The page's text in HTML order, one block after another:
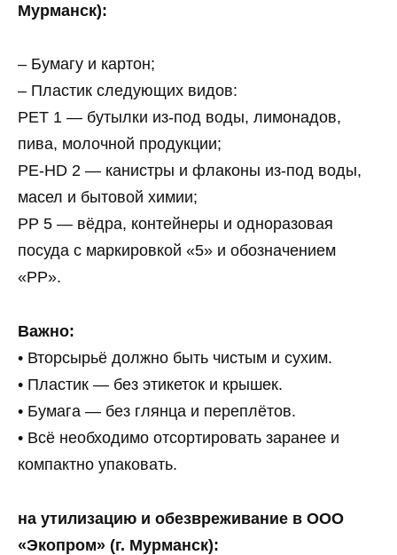
Мурманск):
– Бумагу и картон;
– Пластик следующих видов:
PET 1 — бутылки из-под воды, лимонадов,
пива, молочной продукции;
PE-HD 2 — канистры и флаконы из-под воды,
масел и бытовой химии;
PP 5 — вёдра, контейнеры и одноразовая
посуда с маркировкой «5» и обозначением
«PP».
Важно:
• Вторсырьё должно быть чистым и сухим.
• Пластик — без этикеток и крышек.
• Бумага — без глянца и переплётов.
• Всё необходимо отсортировать заранее и
компактно упаковать.
на утилизацию и обезвреживание в ООО
«Экопром» (г. Мурманск):